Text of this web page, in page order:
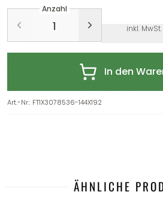
Anzahl
inkl.
In den
Art.-Nr.: FT1X3078536-144X192
ÄHNLICHE